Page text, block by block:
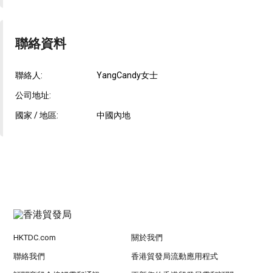
聯絡資料
聯絡人: YangCandy女士
公司地址:
國家 / 地區: 中國內地
HKTDC.com 關於我們
聯絡我們 香港貿發局流動應用程式